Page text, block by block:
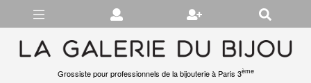
Grossiste pour professionnels de la bijouterie à Paris 3ème
Gérer les préférences en matière de cookies